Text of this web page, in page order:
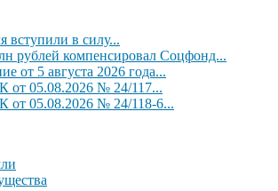
вступили в силу...
рублей компенсировал Соцфонд...
от 5 августа 2026 года...
от 05.08.2026 № 24/117...
от 05.08.2026 № 24/118-6...